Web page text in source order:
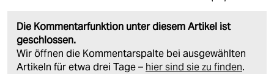
Die Kommentarfunktion unter diesem Artikel ist
geschlossen.
Wir öffnen die Kommentarspalte bei ausgewählten
Artikeln für etwa drei Tage – hier sind sie zu finden.